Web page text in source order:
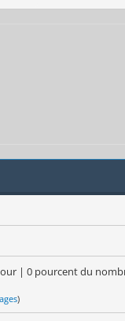
| 0 pourcent du
)